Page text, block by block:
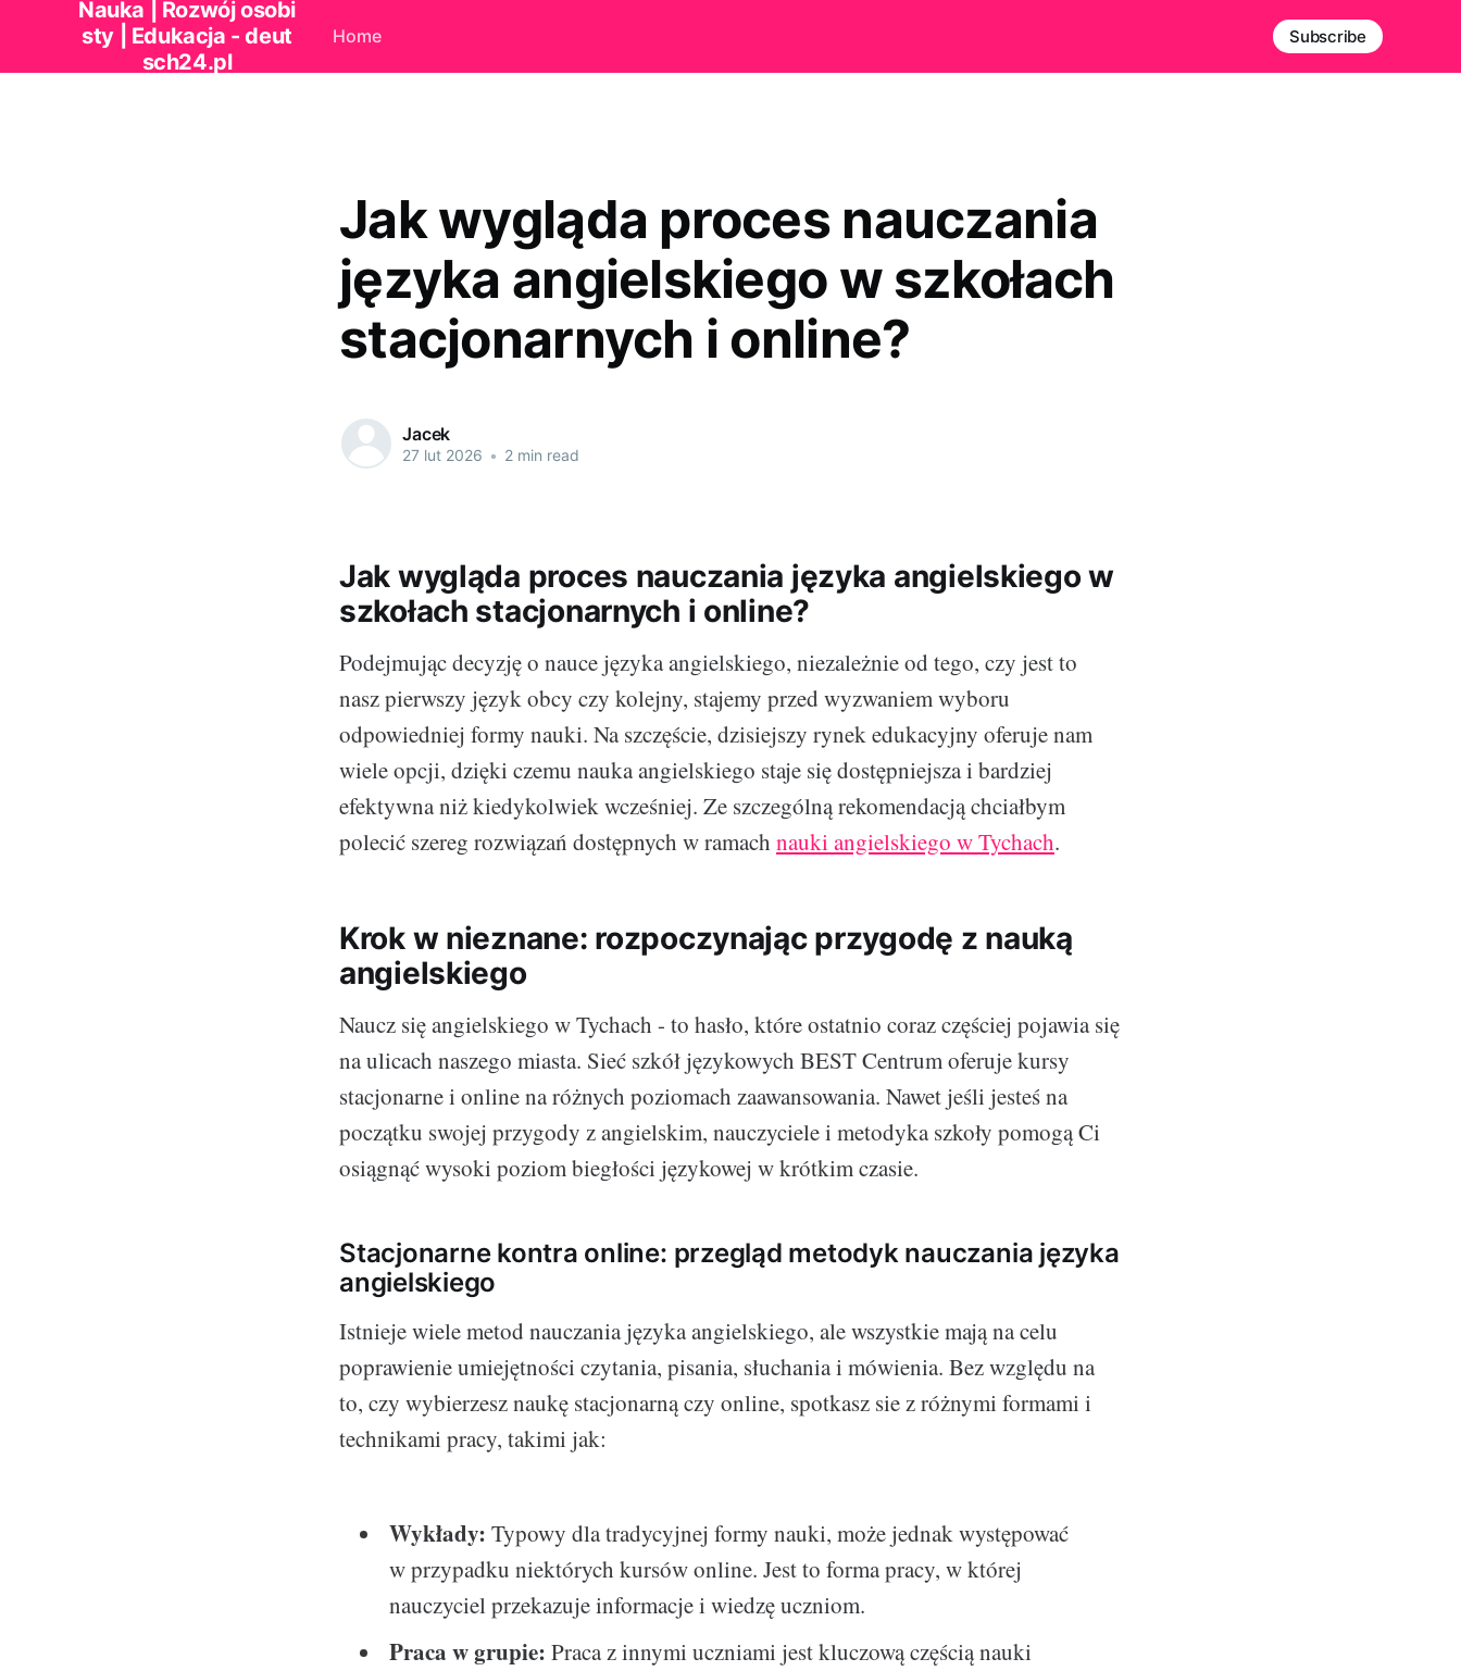
Nauka | Rozwój osobi
sty | Edukacja - deut
sch24.pl
Home Subscribe
Jak wygląda proces nauczania
języka angielskiego w szkołach
stacjonarnych i online?
Jacek
27 lut 2026 • 2 min read
Jak wygląda proces nauczania języka angielskiego w
szkołach stacjonarnych i online?
Podejmując decyzję o nauce języka angielskiego, niezależnie od tego, czy jest to
nasz pierwszy język obcy czy kolejny, stajemy przed wyzwaniem wyboru
odpowiedniej formy nauki. Na szczęście, dzisiejszy rynek edukacyjny oferuje nam
wiele opcji, dzięki czemu nauka angielskiego staje się dostępniejsza i bardziej
efektywna niż kiedykolwiek wcześniej. Ze szczególną rekomendacją chciałbym
polecić szereg rozwiązań dostępnych w ramach nauki angielskiego w Tychach.
Krok w nieznane: rozpoczynając przygodę z nauką
angielskiego
Naucz się angielskiego w Tychach - to hasło, które ostatnio coraz częściej pojawia się
na ulicach naszego miasta. Sieć szkół językowych BEST Centrum oferuje kursy
stacjonarne i online na różnych poziomach zaawansowania. Nawet jeśli jesteś na
początku swojej przygody z angielskim, nauczyciele i metodyka szkoły pomogą Ci
osiągnąć wysoki poziom biegłości językowej w krótkim czasie.
Stacjonarne kontra online: przegląd metodyk nauczania języka
angielskiego
Istnieje wiele metod nauczania języka angielskiego, ale wszystkie mają na celu
poprawienie umiejętności czytania, pisania, słuchania i mówienia. Bez względu na
to, czy wybierzesz naukę stacjonarną czy online, spotkasz sie z różnymi formami i
technikami pracy, takimi jak:
Wykłady: Typowy dla tradycyjnej formy nauki, może jednak występować
w przypadku niektórych kursów online. Jest to forma pracy, w której
nauczyciel przekazuje informacje i wiedzę uczniom.
Praca w grupie: Praca z innymi uczniami jest kluczową częścią nauki